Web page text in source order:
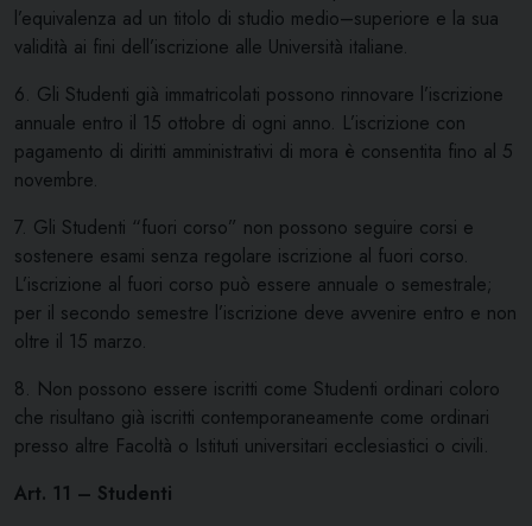
l’equivalenza ad un titolo di studio medio–superiore e la sua
validità ai fini dell’iscrizione alle Università italiane.
6. Gli Studenti già immatricolati possono rinnovare l’iscrizione
annuale entro il 15 ottobre di ogni anno. L’iscrizione con
pagamento di diritti amministrativi di mora è consentita fino al 5
novembre.
7. Gli Studenti “fuori corso” non possono seguire corsi e
sostenere esami senza regolare iscrizione al fuori corso.
L’iscrizione al fuori corso può essere annuale o semestrale;
per il secondo semestre l’iscrizione deve avvenire entro e non
oltre il 15 marzo.
8. Non possono essere iscritti come Studenti ordinari coloro
che risultano già iscritti contemporaneamente come ordinari
presso altre Facoltà o Istituti universitari ecclesiastici o civili.
Art. 11 – Studenti